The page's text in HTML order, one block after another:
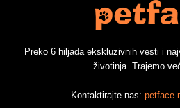
Preko 6 hiljada ekskluzivnih vesti i
životinja. Trajemo
Kontaktirajte nas: